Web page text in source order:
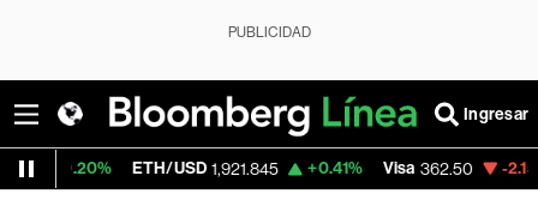
PUBLICIDAD
Ingresar
ETH/USD 1,921.845 +0.41% Visa 362.50 -2.15%